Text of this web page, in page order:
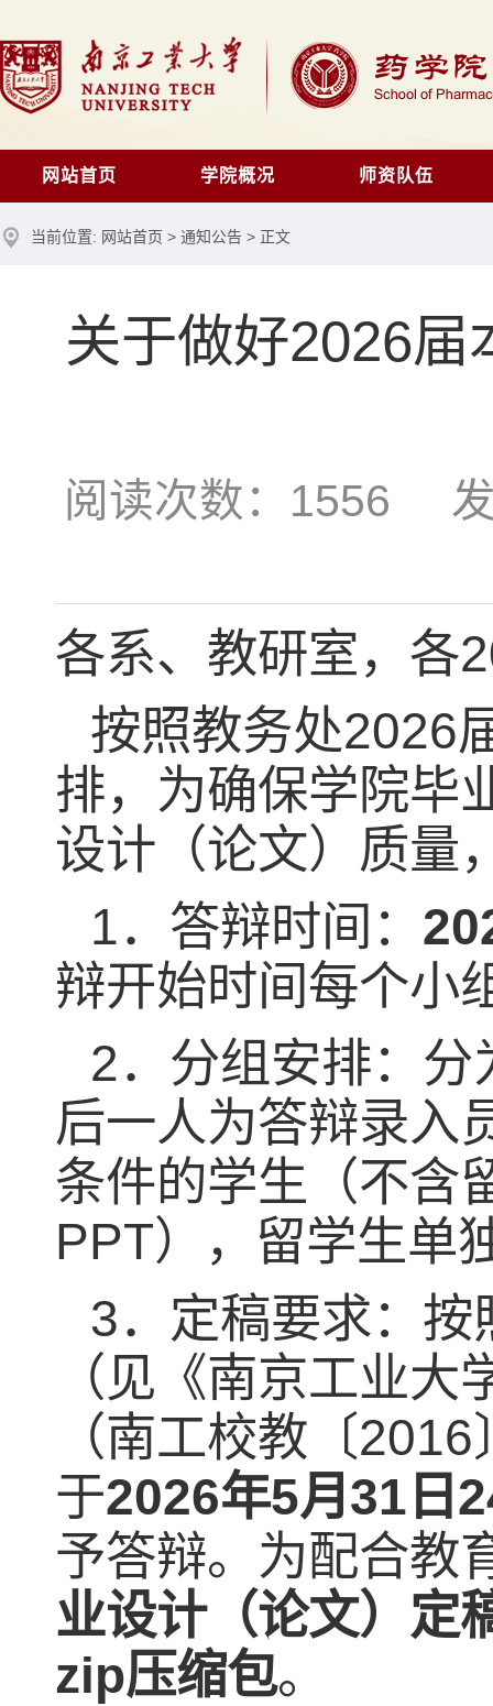
网站首页 学院概况 师资队伍
当前位置: 网站首页 > 通知公告 > 正文
关于做好2026
阅读次数： 1556 发
各系、教研室，各
按照教务处2026
排，为确保学院毕
设计（论文）质量
1．答辩时间：
辩开始时间每个小
2．分组安排：分
后一人为答辩录入
条件的学生（不含
PPT），留学生单
3．定稿要求：
（见《南京工业
（南工校教〔2016
于2026年5月 31 日
予答辩。为配合教
业设计（论文）定
zip压缩包。